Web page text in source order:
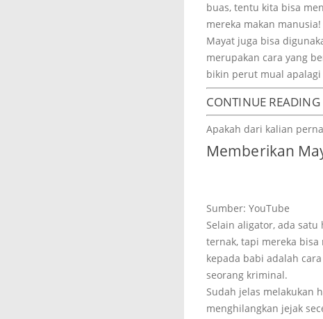
buas, tentu kita bisa
mereka makan manusia!
Mayat juga bisa
merupakan cara yang
bikin perut mual
CONTINUE
Apakah dari kalian
Memberikan
Sumber: YouTube
Selain aligator, ada
ternak, tapi mereka bisa
kepada babi adalah
seorang kriminal.
Sudah jelas melakukan
menghilangkan jejak